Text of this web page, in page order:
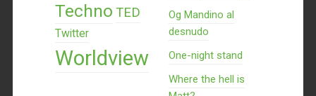
Techno TED
Twitter
Worldview
Og Mandino al
desnudo
One-night stand
Where the hell is